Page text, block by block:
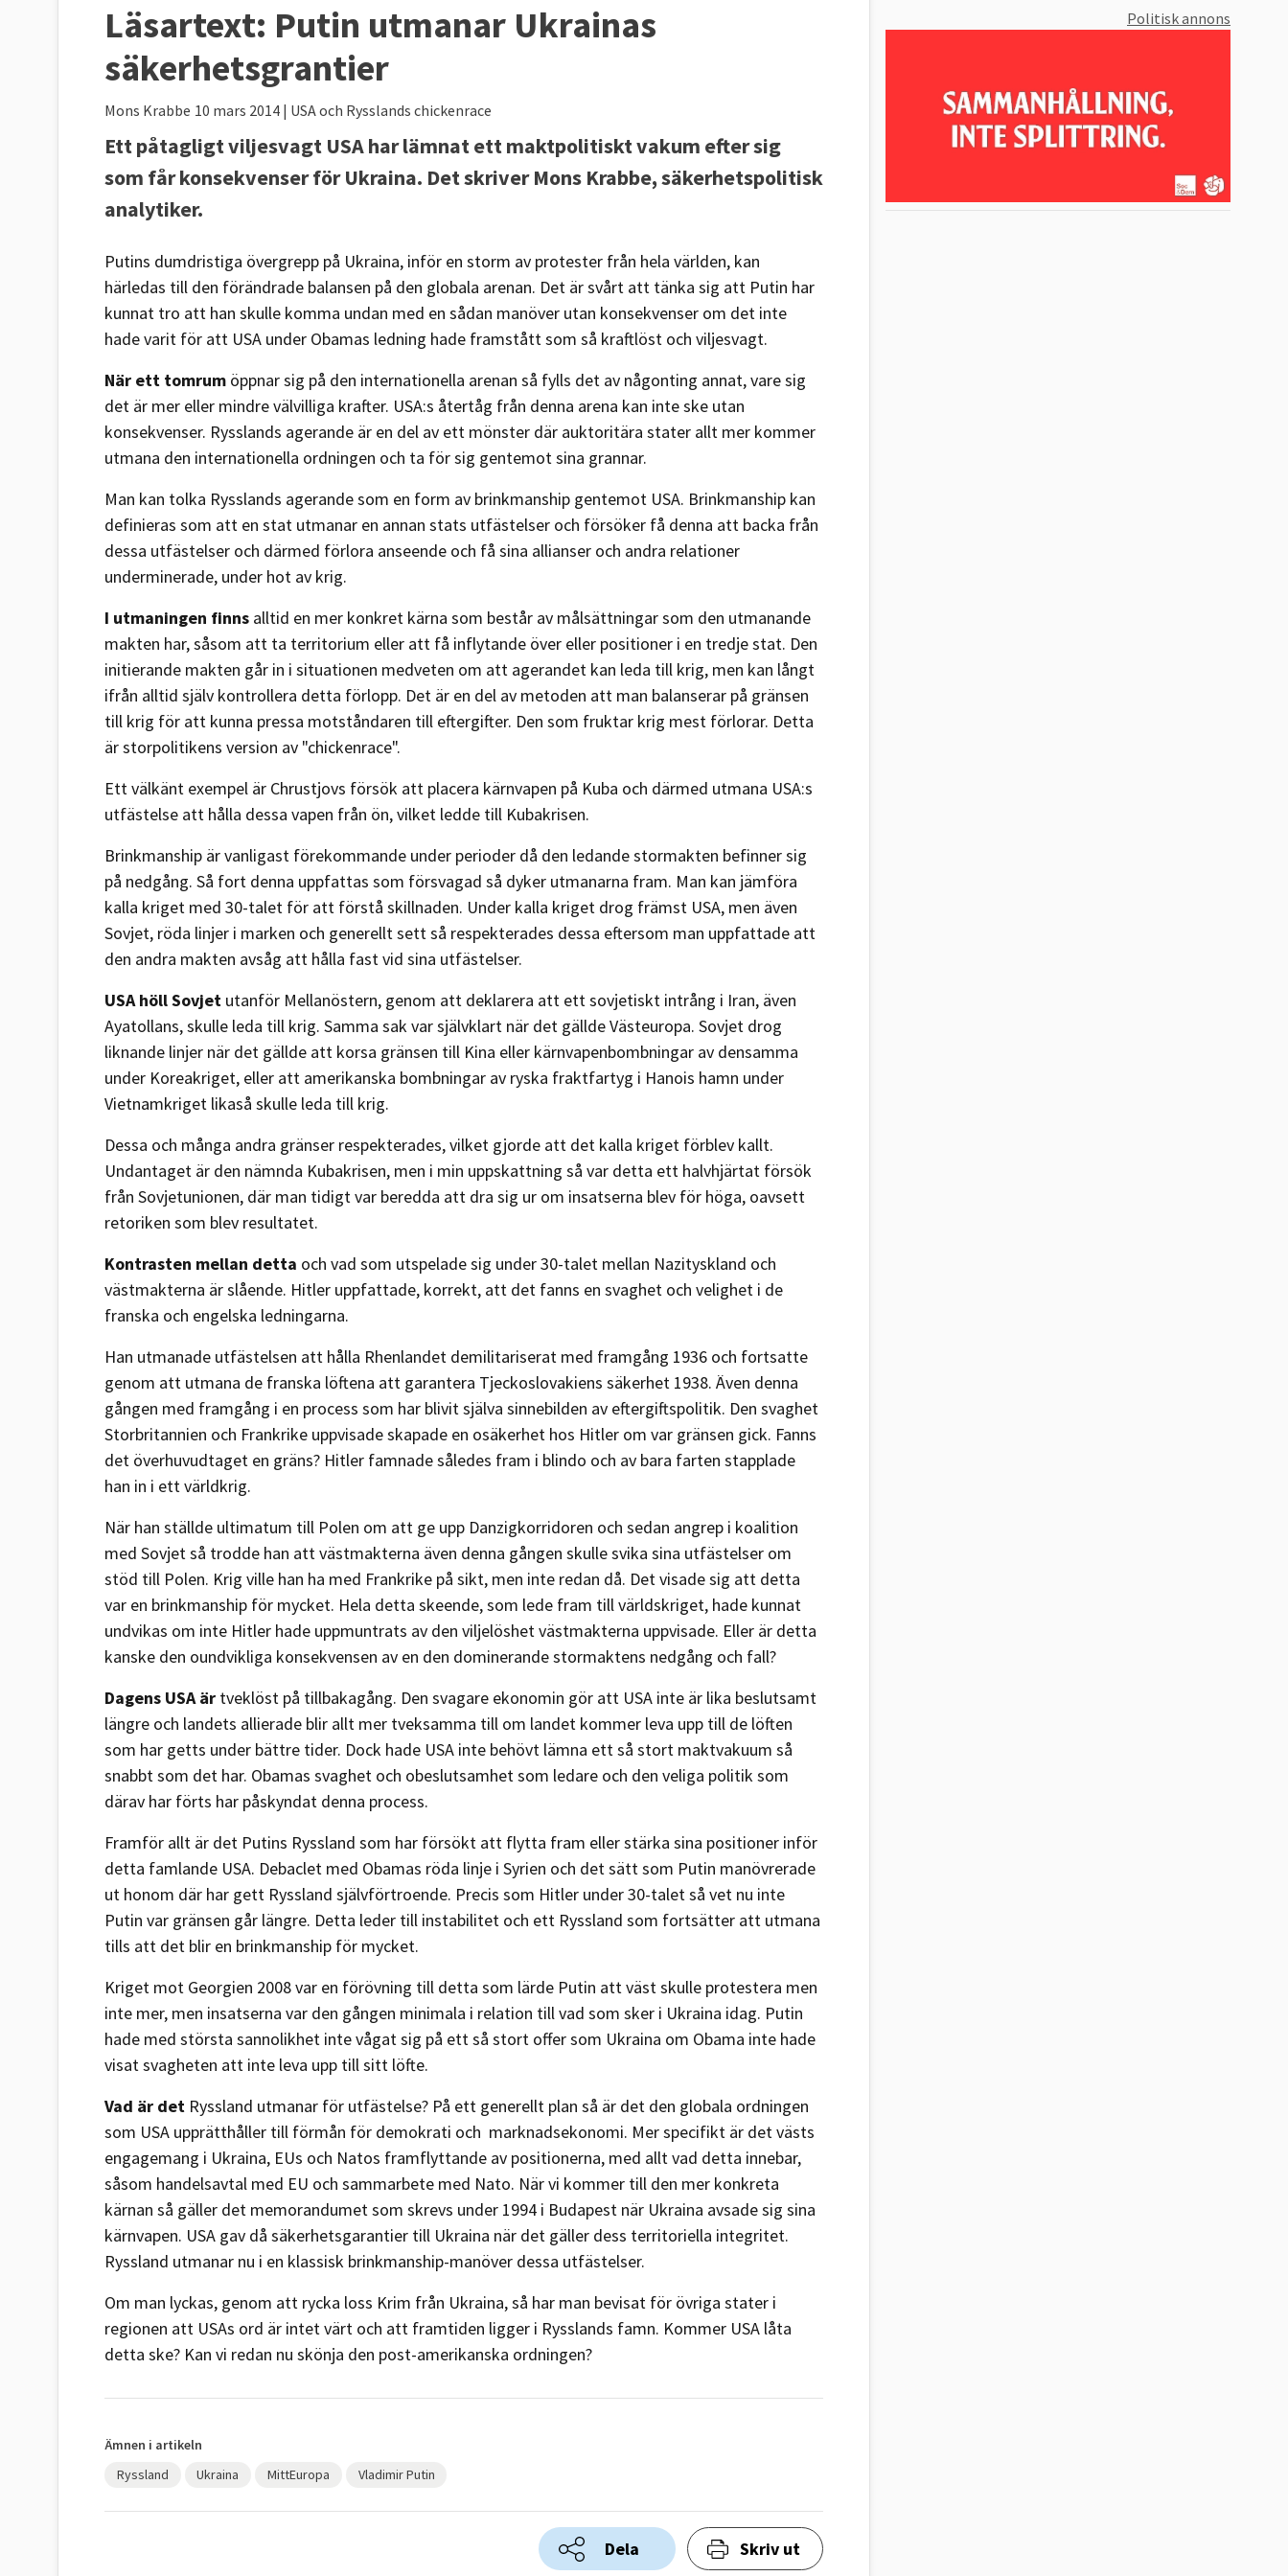
Läsartext: Putin utmanar Ukrainas
säkerhetsgrantier
Mons Krabbe 10 mars 2014 | USA och Rysslands chickenrace
Ett påtagligt viljesvagt USA har lämnat ett maktpolitiskt vakum efter sig
som får konsekvenser för Ukraina. Det skriver Mons Krabbe, säkerhetspolitisk
analytiker.
Putins dumdristiga övergrepp på Ukraina, inför en storm av protester från hela världen, kan
härledas till den förändrade balansen på den globala arenan. Det är svårt att tänka sig att Putin har
kunnat tro att han skulle komma undan med en sådan manöver utan konsekvenser om det inte
hade varit för att USA under Obamas ledning hade framstått som så kraftlöst och viljesvagt.
När ett tomrum öppnar sig på den internationella arenan så fylls det av någonting annat, vare sig
det är mer eller mindre välvilliga krafter. USA:s återtåg från denna arena kan inte ske utan
konsekvenser. Rysslands agerande är en del av ett mönster där auktoritära stater allt mer kommer
utmana den internationella ordningen och ta för sig gentemot sina grannar.
Man kan tolka Rysslands agerande som en form av brinkmanship gentemot USA. Brinkmanship kan
definieras som att en stat utmanar en annan stats utfästelser och försöker få denna att backa från
dessa utfästelser och därmed förlora anseende och få sina allianser och andra relationer
underminerade, under hot av krig.
I utmaningen finns alltid en mer konkret kärna som består av målsättningar som den utmanande
makten har, såsom att ta territorium eller att få inflytande över eller positioner i en tredje stat. Den
initierande makten går in i situationen medveten om att agerandet kan leda till krig, men kan långt
ifrån alltid själv kontrollera detta förlopp. Det är en del av metoden att man balanserar på gränsen
till krig för att kunna pressa motståndaren till eftergifter. Den som fruktar krig mest förlorar. Detta
är storpolitikens version av "chickenrace".
Ett välkänt exempel är Chrustjovs försök att placera kärnvapen på Kuba och därmed utmana USA:s
utfästelse att hålla dessa vapen från ön, vilket ledde till Kubakrisen.
Brinkmanship är vanligast förekommande under perioder då den ledande stormakten befinner sig
på nedgång. Så fort denna uppfattas som försvagad så dyker utmanarna fram. Man kan jämföra
kalla kriget med 30-talet för att förstå skillnaden. Under kalla kriget drog främst USA, men även
Sovjet, röda linjer i marken och generellt sett så respekterades dessa eftersom man uppfattade att
den andra makten avsåg att hålla fast vid sina utfästelser.
USA höll Sovjet utanför Mellanöstern, genom att deklarera att ett sovjetiskt intrång i Iran, även
Ayatollans, skulle leda till krig. Samma sak var självklart när det gällde Västeuropa. Sovjet drog
liknande linjer när det gällde att korsa gränsen till Kina eller kärnvapenbombningar av densamma
under Koreakriget, eller att amerikanska bombningar av ryska fraktfartyg i Hanois hamn under
Vietnamkriget likaså skulle leda till krig.
Dessa och många andra gränser respekterades, vilket gjorde att det kalla kriget förblev kallt.
Undantaget är den nämnda Kubakrisen, men i min uppskattning så var detta ett halvhjärtat försök
från Sovjetunionen, där man tidigt var beredda att dra sig ur om insatserna blev för höga, oavsett
retoriken som blev resultatet.
Kontrasten mellan detta och vad som utspelade sig under 30-talet mellan Nazityskland och
västmakterna är slående. Hitler uppfattade, korrekt, att det fanns en svaghet och velighet i de
franska och engelska ledningarna.
Han utmanade utfästelsen att hålla Rhenlandet demilitariserat med framgång 1936 och fortsatte
genom att utmana de franska löftena att garantera Tjeckoslovakiens säkerhet 1938. Även denna
gången med framgång i en process som har blivit själva sinnebilden av eftergiftspolitik. Den svaghet
Storbritannien och Frankrike uppvisade skapade en osäkerhet hos Hitler om var gränsen gick. Fanns
det överhuvudtaget en gräns? Hitler famnade således fram i blindo och av bara farten stapplade
han in i ett världkrig.
När han ställde ultimatum till Polen om att ge upp Danzigkorridoren och sedan angrep i koalition
med Sovjet så trodde han att västmakterna även denna gången skulle svika sina utfästelser om
stöd till Polen. Krig ville han ha med Frankrike på sikt, men inte redan då. Det visade sig att detta
var en brinkmanship för mycket. Hela detta skeende, som lede fram till världskriget, hade kunnat
undvikas om inte Hitler hade uppmuntrats av den viljelöshet västmakterna uppvisade. Eller är detta
kanske den oundvikliga konsekvensen av en den dominerande stormaktens nedgång och fall?
Dagens USA är tveklöst på tillbakagång. Den svagare ekonomin gör att USA inte är lika beslutsamt
längre och landets allierade blir allt mer tveksamma till om landet kommer leva upp till de löften
som har getts under bättre tider. Dock hade USA inte behövt lämna ett så stort maktvakuum så
snabbt som det har. Obamas svaghet och obeslutsamhet som ledare och den veliga politik som
därav har förts har påskyndat denna process.
Framför allt är det Putins Ryssland som har försökt att flytta fram eller stärka sina positioner inför
detta famlande USA. Debaclet med Obamas röda linje i Syrien och det sätt som Putin manövrerade
ut honom där har gett Ryssland självförtroende. Precis som Hitler under 30-talet så vet nu inte
Putin var gränsen går längre. Detta leder till instabilitet och ett Ryssland som fortsätter att utmana
tills att det blir en brinkmanship för mycket.
Kriget mot Georgien 2008 var en förövning till detta som lärde Putin att väst skulle protestera men
inte mer, men insatserna var den gången minimala i relation till vad som sker i Ukraina idag. Putin
hade med största sannolikhet inte vågat sig på ett så stort offer som Ukraina om Obama inte hade
visat svagheten att inte leva upp till sitt löfte.
Vad är det Ryssland utmanar för utfästelse? På ett generellt plan så är det den globala ordningen
som USA upprätthåller till förmån för demokrati och marknadsekonomi. Mer specifikt är det västs
engagemang i Ukraina, EUs och Natos framflyttande av positionerna, med allt vad detta innebar,
såsom handelsavtal med EU och sammarbete med Nato. När vi kommer till den mer konkreta
kärnan så gäller det memorandumet som skrevs under 1994 i Budapest när Ukraina avsade sig sina
kärnvapen. USA gav då säkerhetsgarantier till Ukraina när det gäller dess territoriella integritet.
Ryssland utmanar nu i en klassisk brinkmanship-manöver dessa utfästelser.
Om man lyckas, genom att rycka loss Krim från Ukraina, så har man bevisat för övriga stater i
regionen att USAs ord är intet värt och att framtiden ligger i Rysslands famn. Kommer USA låta
detta ske? Kan vi redan nu skönja den post-amerikanska ordningen?
Ämnen i artikeln
Ryssland
Ukraina MittEuropa Vladimir Putin
Dela Skriv ut
Politisk annons